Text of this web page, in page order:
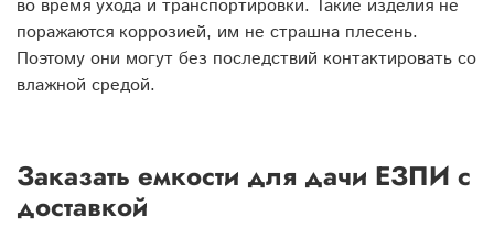
во время ухода и транспортировки. Такие изделия не
поражаются коррозией, им не страшна плесень.
Поэтому они могут без последствий контактировать со
влажной средой.
Заказать емкости для дачи ЕЗПИ с
доставкой